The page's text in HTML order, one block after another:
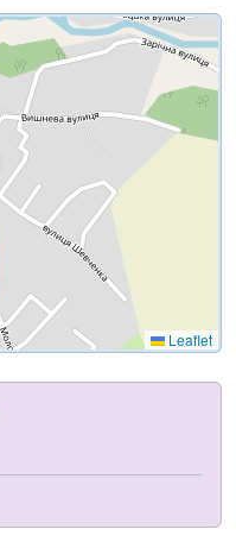
Leaflet